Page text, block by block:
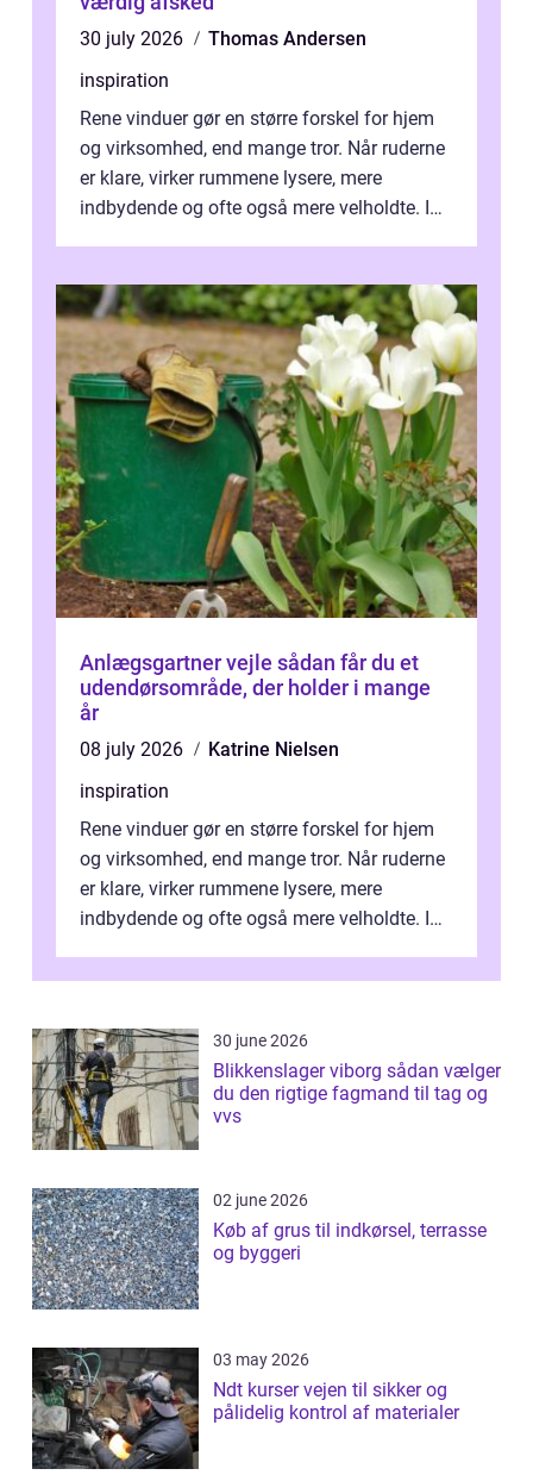
30 july 2026
Thomas Andersen
inspiration
Rene vinduer gør en større forskel for hjem
og virksomhed, end mange tror. Når ruderne
er klare, virker rummene lysere, mere
indbydende og ofte også mere velholdte. I
Anlægsgartner vejle sådan får du et
udendørsområde, der holder i mange
år
08 july 2026
Katrine Nielsen
inspiration
Rene vinduer gør en større forskel for hjem
og virksomhed, end mange tror. Når ruderne
er klare, virker rummene lysere, mere
indbydende og ofte også mere velholdte. I
30 june 2026
Blikkenslager viborg sådan vælger
du den rigtige fagmand til tag og
vvs
02 june 2026
Køb af grus til indkørsel, terrasse
og byggeri
03 may 2026
Ndt kurser vejen til sikker og
pålidelig kontrol af materialer